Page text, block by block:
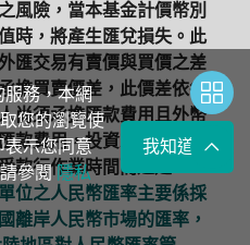
風險，當本基金計價幣別
時，將產生匯兌損失。此
匯交易有賣價與買價之差
擔買賣價差，此價差依各
尚須承擔匯款費用且外幣
款費用，投資人亦須留意
款行作業時間而遞延。
位之人民幣匯率主要係採
離岸人民幣市場的匯率，
服務，本網
您的瀏覽使
表示您同意
參閱隱私
我知道了